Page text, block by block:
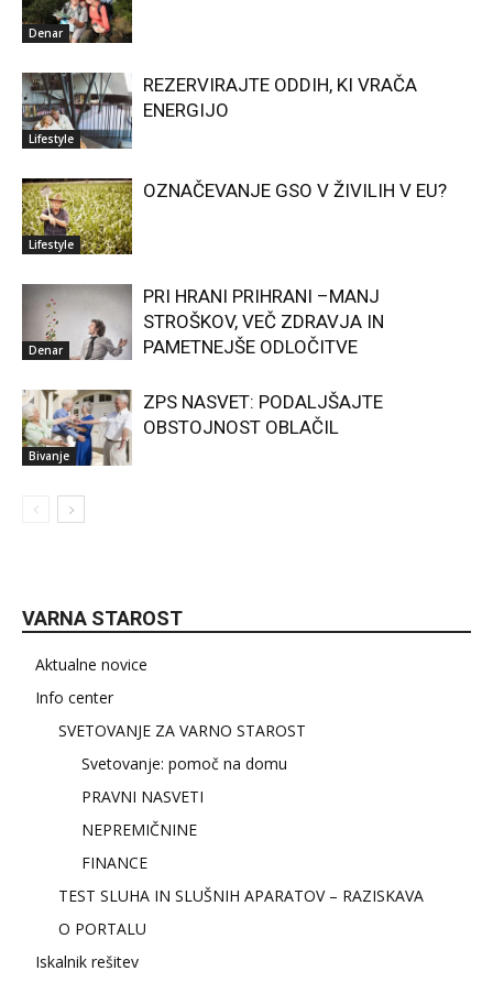
Denar
Lifestyle
REZERVIRAJTE ODDIH, KI VRAČA
ENERGIJO
Lifestyle
OZNAČEVANJE GSO V ŽIVILIH V EU?
Denar
PRI HRANI PRIHRANI –MANJ
STROŠKOV, VEČ ZDRAVJA IN
PAMETNEJŠE ODLOČITVE
Bivanje
ZPS NASVET: PODALJŠAJTE
OBSTOJNOST OBLAČIL
VARNA STAROST
Aktualne novice
Info center
SVETOVANJE ZA VARNO STAROST
Svetovanje: pomoč na domu
PRAVNI NASVETI
NEPREMIČNINE
FINANCE
TEST SLUHA IN SLUŠNIH APARATOV – RAZISKAVA
O PORTALU
Iskalnik rešitev